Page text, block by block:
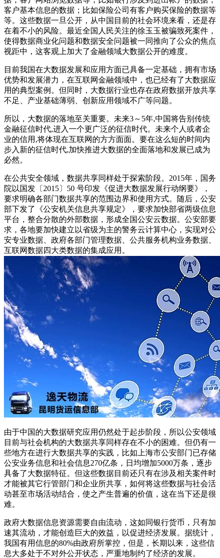
客户基本信息的数据；比如保险公司有客户购买保险的数据等
等。这些数据一旦公开，从中国目前的社会环境来看，还是存
在着不小的风险。最近全国人民关注的徐玉玉被骗致死案件，
使得数据商业化问题和数据安全问题被一同推向了公众的焦点
视距中，这客观上加大了金融领域大数据公开的难度。
目前我国在大数据发展和应用方面已具备一定基础，拥有市场
优势和发展潜力，在互联网金融领域中，也已经有了大数据应
用的典型案例。但同时，大数据行业也存在政府数据开放共享
不足、产业基础薄弱、创新应用领域不广等问题。
所以，大数据的落地至关重要。未来3～5年,中国将告别传统
金融征信时代,进入一个更广泛的征信时代。未来个人或者企
业的信用,将体现在互联网的方方面面。要在这么短的时间内
步入新的征信时代,加快推进大数据的全面落地和发展已成为
必然。
在公共安全领域，数据共享同样处于探索阶段。2015年，国务
院以国发〔2015〕50 号印发《促进大数据发展行动纲要》，
要求明确各部门数据共享的范围边界和使用方式。随后，公安
部下发了《公安机关信息共享规定》，要求加快部省两级信息
平台，整合分散的外部数据，形成全国公安云数据。公安部要
求，各地要加快建立以省级为主的警务云计算中心，实现对公
安专业数据、政府各部门管理数据、公共服务机构业务数据、
互联网数据四大类数据的集成应用。
由于中国的大数据研究应用仍然处于起步阶段，所以公安领域
目前与社会机构的大数据共享同样存在不小的困难。但仍有一
些地方在进行大数据共享的实践，比如上海市公安部门已存储
公安业务信息和社会信息270亿条，日均增加5000万条，逐步
具备了大数据特征。但这些数据目前还只有在涉及相关案件时
才能被其它行管部门和企业所共享，如何将这些数据与社会活
动甚至市场活动结合，使之产生普遍的价值，这在当下还是很
难。
政府大数据信息资源需要自由流动，这如同银行货币，只有加
速其流动，才能创造巨大的效益，以促进经济发展。据统计，
我国有用信息的80%由政府所掌控，但是，长期以来，这些信
息大多处于不对外公开状态，严重地制约了经济的发展。